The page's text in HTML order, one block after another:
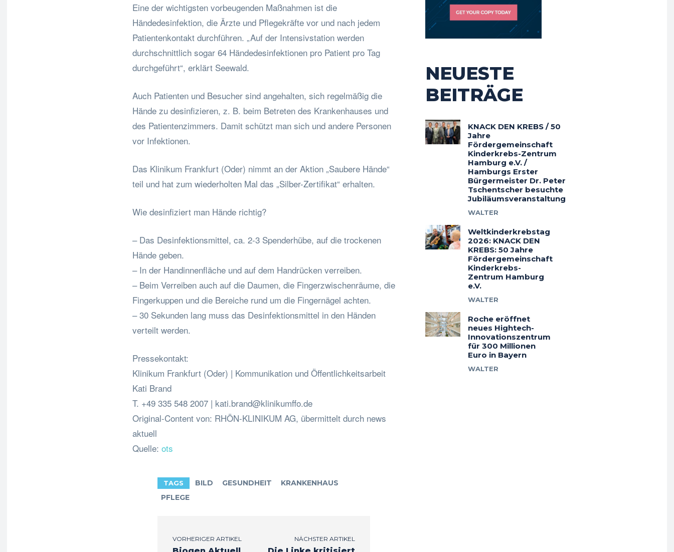
Eine der wichtigsten vorbeugenden Maßnahmen ist die
Händedesinfektion, die Ärzte und Pflegekräfte vor und nach jedem
Patientenkontakt durchführen. „Auf der Intensivstation werden
durchschnittlich sogar 64 Händedesinfektionen pro Patient pro Tag
durchgeführt“, erklärt Seewald.
Auch Patienten und Besucher sind angehalten, sich regelmäßig die
Hände zu desinfizieren, z. B. beim Betreten des Krankenhauses und
des Patientenzimmers. Damit schützt man sich und andere Personen
vor Infektionen.
Das Klinikum Frankfurt (Oder) nimmt an der Aktion „Saubere Hände“
teil und hat zum wiederholten Mal das „Silber-Zertifikat“ erhalten.
Wie desinfiziert man Hände richtig?
– Das Desinfektionsmittel, ca. 2-3 Spenderhübe, auf die trockenen
Hände geben.
– In der Handinnenfläche und auf dem Handrücken verreiben.
– Beim Verreiben auch auf die Daumen, die Fingerzwischenräume, die
Fingerkuppen und die Bereiche rund um die Fingernägel achten.
– 30 Sekunden lang muss das Desinfektionsmittel in den Händen
verteilt werden.
Pressekontakt:
Klinikum Frankfurt (Oder) | Kommunikation und Öffentlichkeitsarbeit
Kati Brand
T. +49 335 548 2007 | kati.brand@klinikumffo.de
Original-Content von: RHÖN-KLINIKUM AG, übermittelt durch news
aktuell
Quelle: ots
TAGS BILD GESUNDHEIT
KRANKENHAUS
PFLEGE
VORHERIGER ARTIKEL NÄCHSTER ARTIKEL
NEUESTE
BEITRÄGE
KNACK DEN KREBS / 50
Jahre
Fördergemeinschaft
Kinderkrebs-Zentrum
Hamburg e.V. /
Hamburgs Erster
Bürgermeister Dr. Peter
Tschentscher besuchte
Jubiläumsveranstaltung
WALTER
Weltkinderkrebstag
2026: KNACK DEN
KREBS: 50 Jahre
Fördergemeinschaft
Kinderkrebs-
Zentrum Hamburg
e.V.
WALTER
Roche eröffnet
neues Hightech-
Innovationszentrum
für 300 Millionen
Euro in Bayern
WALTER